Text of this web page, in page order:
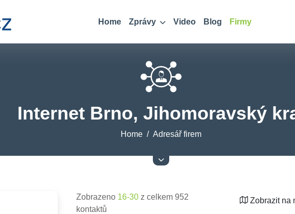
Home Zprávy Video Blog Firmy
Internet Brno, Jihomoravský
Home Adresář firem
Zobrazeno 16-30 z celkem 952
kontaktů
Zobrazit na